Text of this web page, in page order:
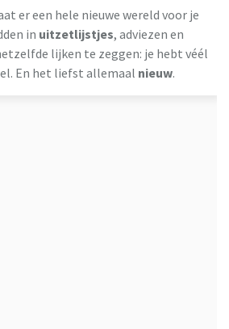
er een hele nieuwe wereld voor je
in uitzetlijstjes, adviezen en
lijken te zeggen: je hebt véél
En het liefst allemaal nieuw.